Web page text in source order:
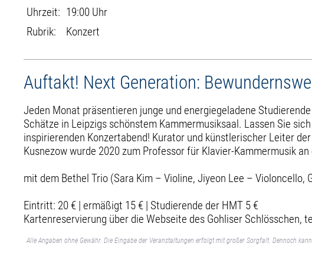
Uhrzeit: 19:00 Uhr
Rubrik:
Konzert
Auftakt! Next Generation:
Jeden Monat präsentieren junge und energiegeladene
Schätze in Leipzigs schönstem Kammermusiksaal. Lassen Sie
inspirierenden Konzertabend! Kurator und künstlerischer Leiter
Kusnezow wurde 2020 zum Professor für Klavier-Kammermusik
mit dem Bethel Trio (Sara Kim – Violine, Jiyeon Lee – Violoncello,
Eintritt: 20 € | ermäßigt 15 € | Studierende der HMT 5 €
Kartenreservierung über die Webseite des Gohliser
Alle Angaben ohne Gewähr. Die Eingabe der Veranstaltungen erfolgt mit großer Sorgfalt. Dennoch